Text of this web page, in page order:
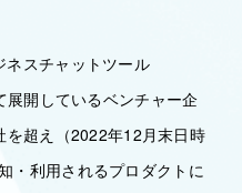
スチャットツール
展開しているベンチャー企
超え（2022年12月末日時
・利用されるプロダクトに